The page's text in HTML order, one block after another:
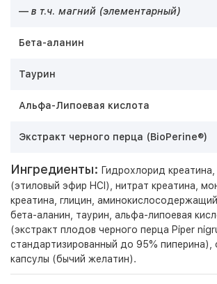
— в т.ч. магний (элементарный)
Бета-аланин
Таурин
Альфа-Липоевая кислота
Экстракт черного перца (BioPerine®)
Ингредиенты: Гидрохлорид креатина,
(этиловый эфир HCl), нитрат креатина,
креатина, глицин, аминокислосодержащий
бета-аланин, таурин, альфа-липоевая
(экстракт плодов черного перца Piper
стандартизированный до 95% пиперина),
капсулы (бычий желатин).